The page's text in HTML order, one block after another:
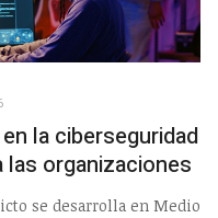
la ciberseguridad
las organizaciones
se desarrolla en Medio